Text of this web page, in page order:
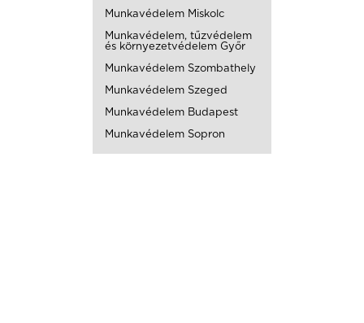
Munkavédelem Miskolc
Munkavédelem, tűzvédelem
és környezetvédelem Győr
Munkavédelem Szombathely
Munkavédelem Szeged
Munkavédelem Budapest
Munkavédelem Sopron